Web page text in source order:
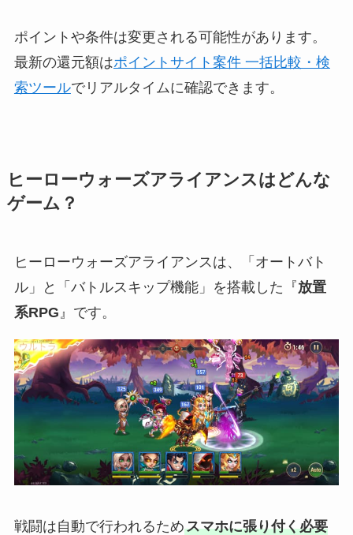
ポイントや条件は変更される可能性があります。
最新の還元額はポイントサイト案件 一括比較・検
索ツールでリアルタイムに確認できます。
ヒーローウォーズアライアンスはどんな
ゲーム？
ヒーローウォーズアライアンスは、「オートバト
ル」と「バトルスキップ機能」を搭載した『放置
系RPG 』です。
戦闘は自動で行われるためスマホに張り付く必要